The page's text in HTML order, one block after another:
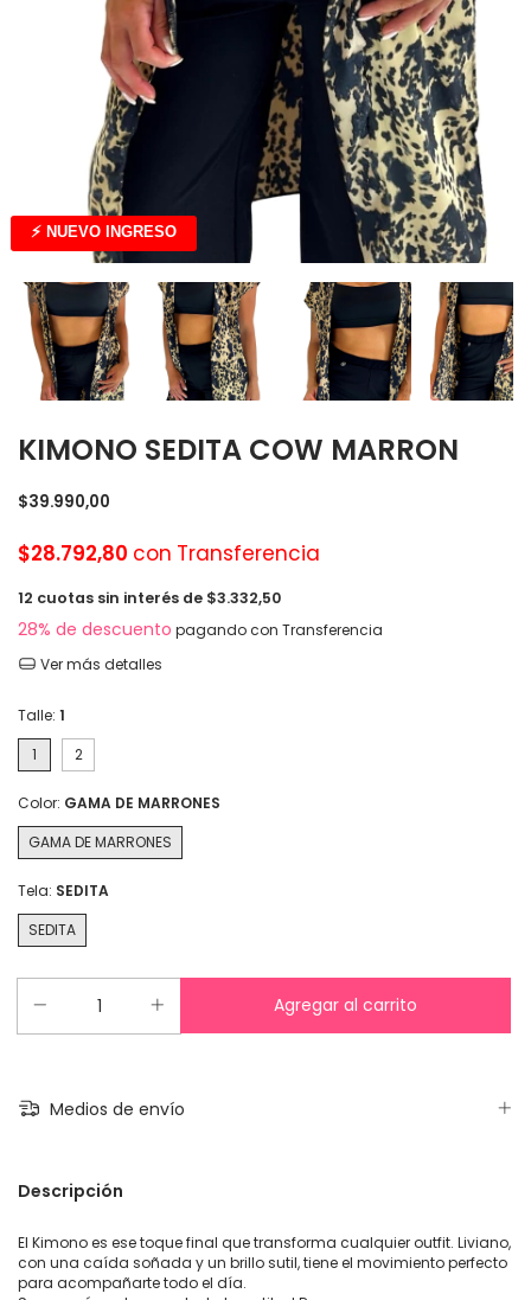
⚡ NUEVO INGRESO
KIMONO SEDITA COW MARRON
$39.990,00
$28.792,80 con Transferencia
12 cuotas sin interés de $3.332,50
28% de descuento pagando con Transferencia
Ver más detalles
Talle: 1
1
2
Color: GAMA DE MARRONES
GAMA DE MARRONES
Tela: SEDITA
SEDITA
Medios de envío
Descripción
El Kimono es ese toque final que transforma cualquier outfit. Liviano,
con una caída soñada y un brillo sutil, tiene el movimiento perfecto
para acompañarte todo el día.